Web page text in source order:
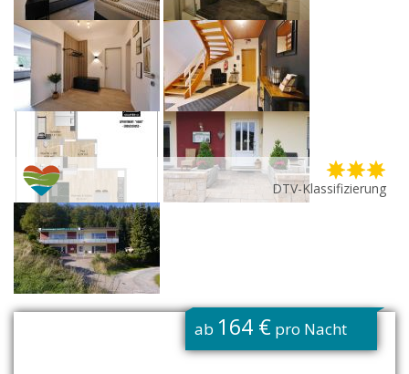
DTV-Klassifizierung
ab 164 € pro Nacht